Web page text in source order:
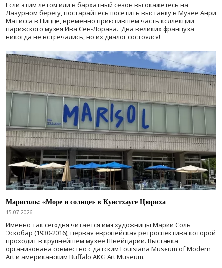
Если этим летом или в бархатный сезон вы окажетесь на
Лазурном берегу, постарайтесь посетить выставку в Музее Анри
Матисса в Ницце, временно приютившем часть коллекции
парижского музея Ива Сен-Лорана. Два великих француза
никогда не встречались, но их диалог состоялся!
Марисоль: «Море и солнце» в Кунстхаусе Цюриха
15.07.2026
Именно так сегодня читается имя художницы Марии Соль
Эскобар (1930-2016), первая европейская ретроспектива которой
проходит в крупнейшем музее Швейцарии. Выставка
организована совместно с датским Louisiana Museum of Modern
Art и американским Buffalo AKG Art Museum.